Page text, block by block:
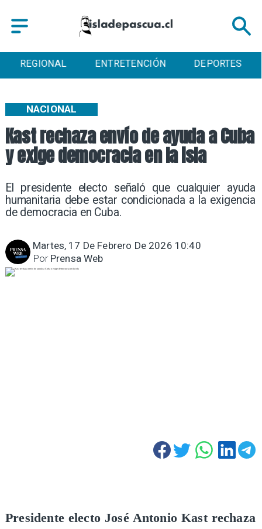
REGIONAL ENTRETENCIÓN DEPORTES
Kast rechaza envío de ayuda a Cuba
y exige democracia en la isla
El presidente electo señaló que cualquier ayuda
humanitaria debe estar condicionada a la exigencia
de democracia en Cuba.
NACIONAL
Martes, 17 De Febrero De 2026 10:40
Prensa Web
Por
Presidente electo José Antonio Kast rechaza